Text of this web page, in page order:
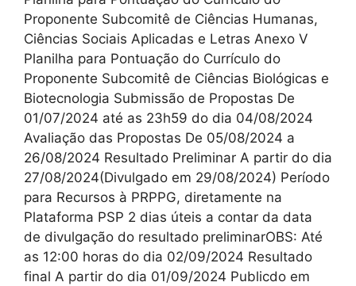
Proponente Subcomitê de Ciências Humanas,
Ciências Sociais Aplicadas e Letras Anexo V
Planilha para Pontuação do Currículo do
Proponente Subcomitê de Ciências Biológicas e
Biotecnologia Submissão de Propostas De
01/07/2024 até as 23h59 do dia 04/08/2024
Avaliação das Propostas De 05/08/2024 a
26/08/2024 Resultado Preliminar A partir do dia
27/08/2024(Divulgado em 29/08/2024) Período
para Recursos à PRPPG, diretamente na
Plataforma PSP 2 dias úteis a contar da data
de divulgação do resultado preliminarOBS: Até
as 12:00 horas do dia 02/09/2024 Resultado
final A partir do dia 01/09/2024 Publicdo em